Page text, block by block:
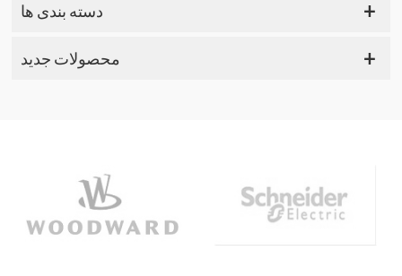
دسته بندی ها
محصولات جدید